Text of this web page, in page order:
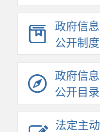
政府信息
公开制度
政府信息
公开目录
法定主动